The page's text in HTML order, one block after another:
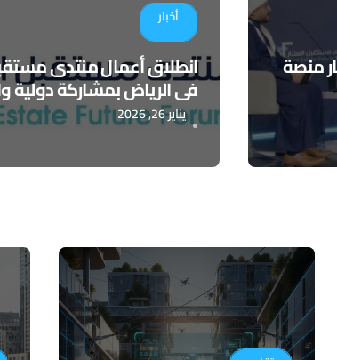
منصة
أخبار
في الرياض بمشاركة دولية
يناير 26, 2026